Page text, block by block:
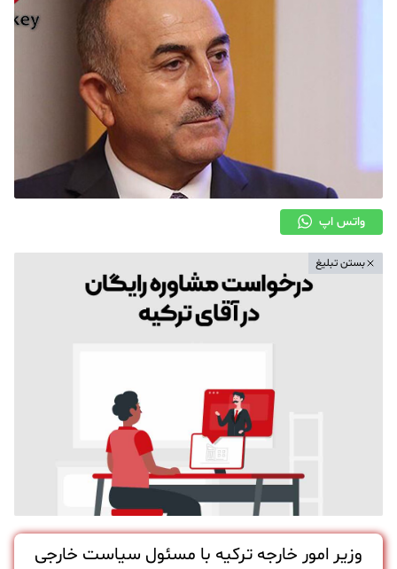
واتس اپ
بستن تبلیغ
وزیر امور خارجه ترکیه با مسئول سیاست خارجی